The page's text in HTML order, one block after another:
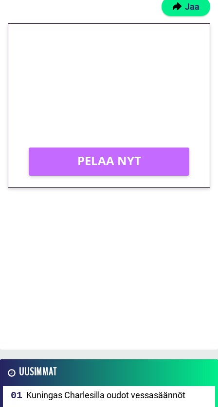
Jaa
PELAA NYT
UUSIMMAT
Kuningas Charlesilla oudot vessasäännöt